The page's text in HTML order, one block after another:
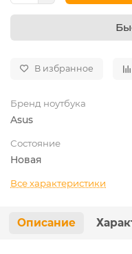
В избранное
Бренд ноутбука
Asus
Состояние
Новая
Все характеристики
Описание